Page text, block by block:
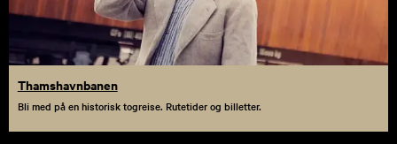
Thamshavnbanen
Bli med på en historisk togreise. Rutetider og billetter.